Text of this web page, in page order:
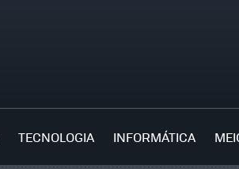
TECNOLOGIA INFORMÁTICA